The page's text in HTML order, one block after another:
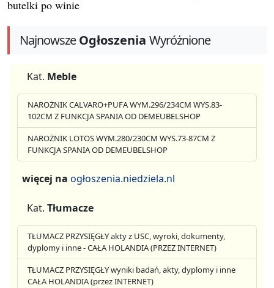
butelki po winie
NajnowszeOgłoszenia Wyróżnione
Kat. Meble
NAROŻNIK CALVARO+PUFA WYM.296/234CM WYS.83-
102CM Z FUNKCJA SPANIA OD DEMEUBELSHOP
NAROŻNIK LOTOS WYM.280/230CM WYS.73-87CM Z
FUNKCJA SPANIA OD DEMEUBELSHOP
więcej na ogłoszenia.niedziela.nl
Kat. Tłumacze
TŁUMACZ PRZYSIĘGŁY akty z USC, wyroki, dokumenty,
dyplomy i inne - CAŁA HOLANDIA (PRZEZ INTERNET)
TŁUMACZ PRZYSIĘGŁY wyniki badań, akty, dyplomy i inne
CAŁA HOLANDIA (przez INTERNET)